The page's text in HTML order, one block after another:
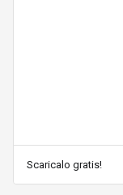
Scaricalo gratis!